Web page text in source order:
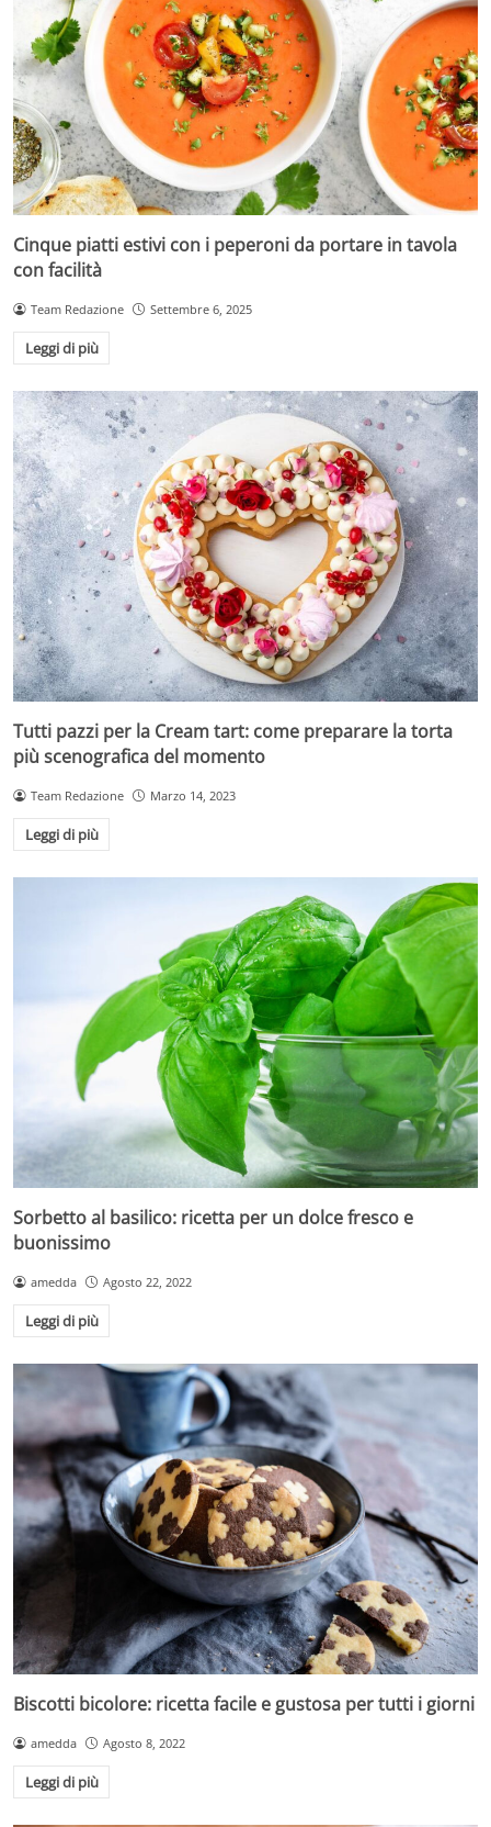
Cinque piatti estivi con i peperoni da portare in tavola
con facilità
Team Redazione Settembre 6, 2025
Leggi di più
Tutti pazzi per la Cream tart: come preparare la torta
più scenografica del momento
Team Redazione Marzo 14, 2023
Leggi di più
Sorbetto al basilico: ricetta per un dolce fresco e
buonissimo
amedda Agosto 22, 2022
Leggi di più
Biscotti bicolore: ricetta facile e gustosa per tutti i giorni
amedda Agosto 8, 2022
Leggi di più